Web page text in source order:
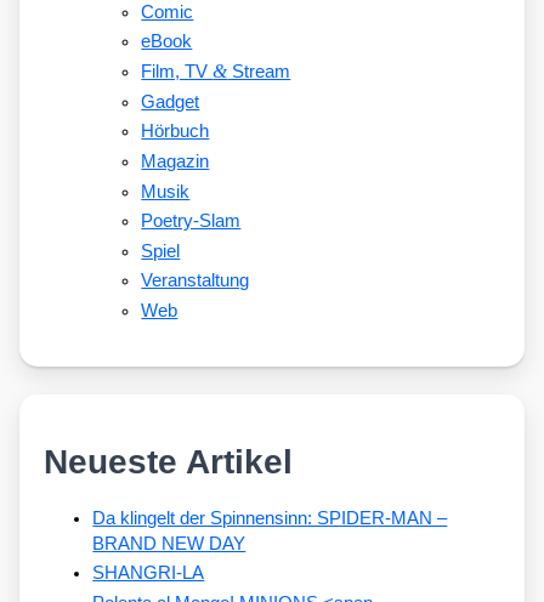
Comic
eBook
Film, TV&Stream
Gadget
Hörbuch
Magazin
Musik
Poetry-Slam
Spiel
Veranstaltung
Web
Neueste Artikel
Da klingelt der Spinnensinn: SPIDER-MAN –
BRAND NEW DAY
SHANGRI-LA